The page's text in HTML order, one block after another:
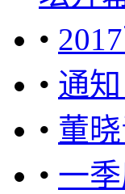
•
• 通
• 董
• 一